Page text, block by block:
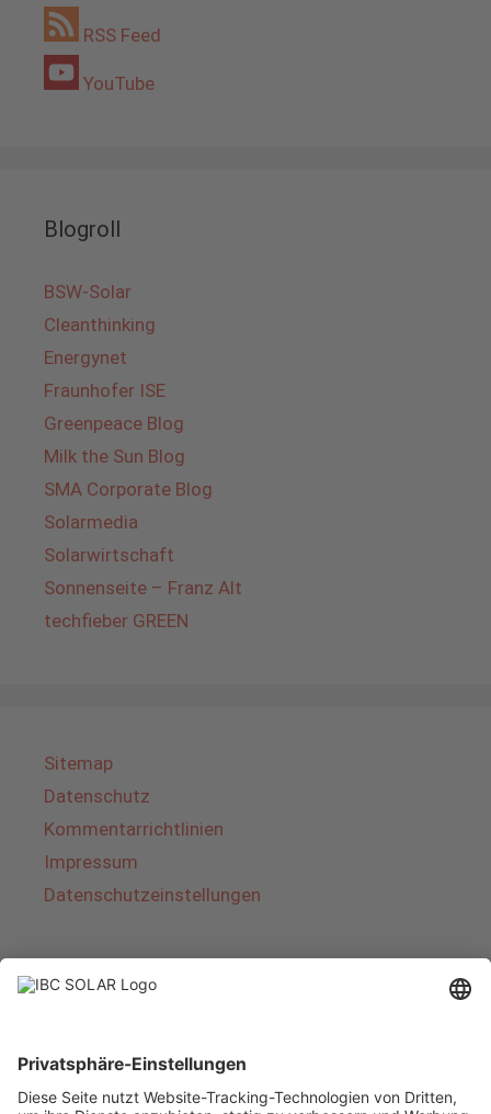
RSS Feed
YouTube
Blogroll
BSW-Solar
Cleanthinking
Energynet
Fraunhofer ISE
Greenpeace Blog
Milk the Sun Blog
SMA Corporate Blog
Solarmedia
Solarwirtschaft
Sonnenseite – Franz Alt
techfieber GREEN
Sitemap
Datenschutz
Kommentarrichtlinien
Impressum
Datenschutzeinstellungen
Über IBC SOLAR
von Energielösungen und Dienstleistungen im
Bereich Photovoltaik und Speicher. Das